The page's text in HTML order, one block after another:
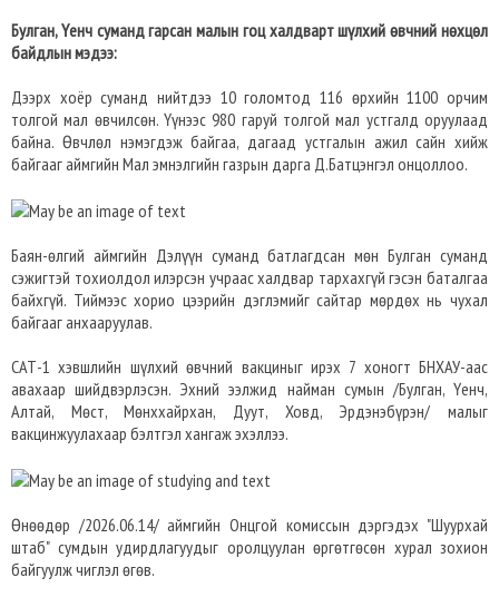
Булган, Үенч суманд гарсан малын гоц халдварт шүлхий өвчний нөхцөл
байдлын мэдээ:
Дээрх хоёр суманд нийтдээ 10 голомтод 116 өрхийн 1100 орчим
толгой мал өвчилсөн. Үүнээс 980 гаруй толгой мал устгалд оруулаад
байна. Өвчлөл нэмэгдэж байгаа, дагаад устгалын ажил сайн хийж
байгааг аймгийн Мал эмнэлгийн газрын дарга Д.Батцэнгэл онцоллоо.
Баян-өлгий аймгийн Дэлүүн суманд батлагдсан мөн Булган суманд
сэжигтэй тохиолдол илэрсэн учраас халдвар тархахгүй гэсэн баталгаа
байхгүй. Тиймээс хорио цээрийн дэглэмийг сайтар мөрдөх нь чухал
байгааг анхааруулав.
САТ-1 хэвшлийн шүлхий өвчний вакциныг ирэх 7 хоногт БНХАУ-аас
авахаар шийдвэрлэсэн. Эхний ээлжид найман сумын /Булган, Үенч,
Алтай, Мөст, Мөнххайрхан, Дуут, Ховд, Эрдэнэбүрэн/ малыг
вакцинжуулахаар бэлтгэл хангаж эхэллээ.
Өнөөдөр /2026.06.14/ аймгийн Онцгой комиссын дэргэдэх "Шуурхай
штаб" сумдын удирдлагуудыг оролцуулан өргөтгөсөн хурал зохион
байгуулж чиглэл өгөв.